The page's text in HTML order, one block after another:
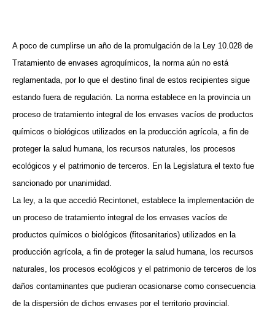
A poco de cumplirse un año de la promulgación de la Ley 10.028 de
Tratamiento de envases agroquímicos, la norma aún no está
reglamentada, por lo que el destino final de estos recipientes sigue
estando fuera de regulación. La norma establece en la provincia un
proceso de tratamiento integral de los envases vacíos de productos
químicos o biológicos utilizados en la producción agrícola, a fin de
proteger la salud humana, los recursos naturales, los procesos
ecológicos y el patrimonio de terceros. En la Legislatura el texto fue
sancionado por unanimidad.
La ley, a la que accedió Recintonet, establece la implementación de
un proceso de tratamiento integral de los envases vacíos de
productos químicos o biológicos (fitosanitarios) utilizados en la
producción agrícola, a fin de proteger la salud humana, los recursos
naturales, los procesos ecológicos y el patrimonio de terceros de los
daños contaminantes que pudieran ocasionarse como consecuencia
de la dispersión de dichos envases por el territorio provincial.